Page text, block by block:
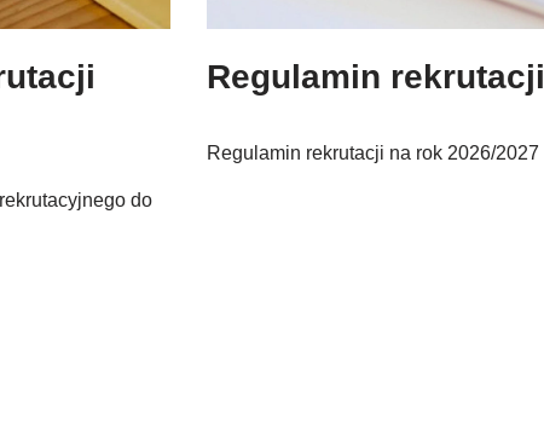
do
Regulamin rekrutacji
Regulamin rekrutacji na rok 2026/2027